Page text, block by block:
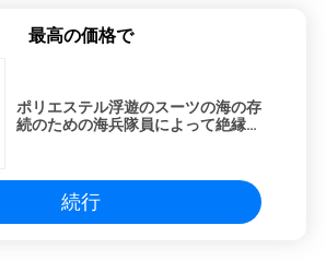
最高の価格で
ポリエステル浮遊のスーツの海の存
続のための海兵隊員によって絶縁さ
続行